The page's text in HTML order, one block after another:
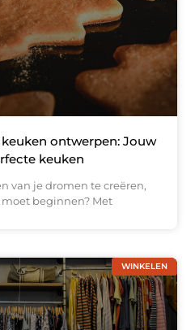
ontwerpen: Jouw
keuken
van je dromen te creëren,
beginnen? Met
WINKELEN